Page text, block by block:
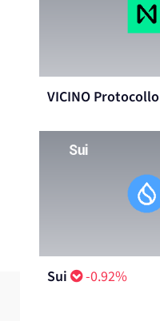
VICINO Protocollo
Sui -0.92%